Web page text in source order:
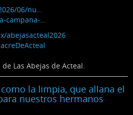
06/nu…
campana-…
abejasacteal2026
Las Abejas de Acteal.
la limpia, que allana el
nuestros hermanos